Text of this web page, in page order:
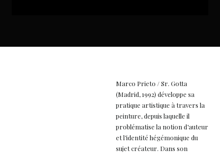
Marco Prieto / Sr. Gotta
(Madrid, 1992) développe sa
pratique artistique à travers la
peinture, depuis laquelle il
problématise la notion d’auteur
et l’identité hégémonique du
sujet créateur. Dans son